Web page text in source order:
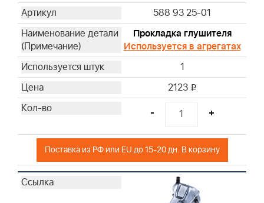
588 93 25-01
Прокладка глушителя
Используется в агрегатах
1
2123 i
- +
Поставка из РФ или EU до 15-20 дн. В корзину